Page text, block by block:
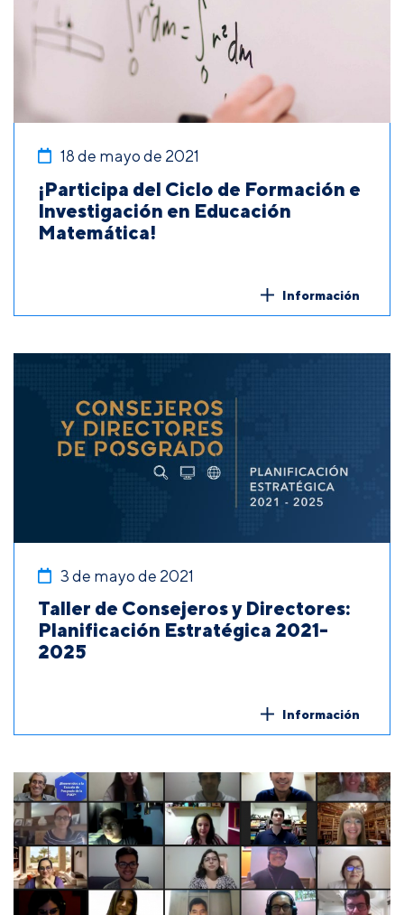
18 de mayo de 2021
¡Participa del Ciclo de Formación e
Investigación en Educación
Matemática!
Información
3 de mayo de 2021
Taller de Consejeros y Directores:
Planificación Estratégica 2021-
2025
Información